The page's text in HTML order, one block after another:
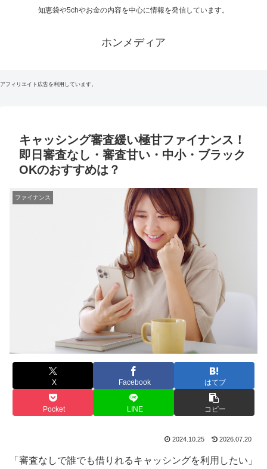
知恵袋や5chやお金の内容を中心に情報を発信しています。
ホンメディア
アフィリエイト広告を利用しています。
キャッシング審査緩い極甘ファイナンス！
即日審査なし・審査甘い・中小・ブラック
OKのおすすめは？
ファイナンス
X Facebook はてブ
Pocket LINE コピー
2024.10.25 2026.07.20
「審査なしで誰でも借りれるキャッシングを利用したい」